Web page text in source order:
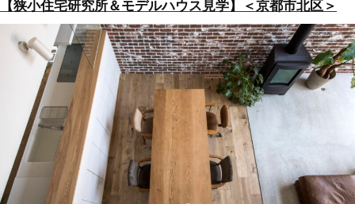
【狭小住宅研究所＆モデルハウス見学】＜京都市北区＞